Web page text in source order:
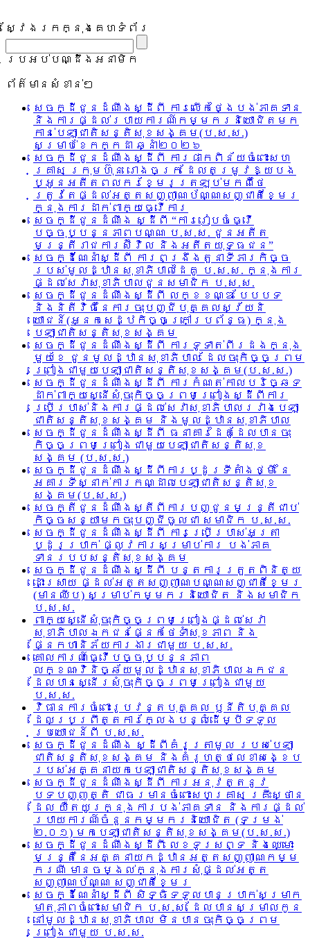
ស្វែងរកក្នុងគេហទំព័រ
ប្រអប់បណ្ដឹងអនាមិក
ព័ត៌មានសំខាន់ៗ
សេចក្ដីជូនដំណឹងស្ដីពី ការលើកថ្ងៃបង់ភាគទាន
និងការផ្ដល់របាយការណ៍កម្មករនិយោជិតមក
កាន់បេឡាជាតិសន្តិសុខសង្គម(ប.ស.ស.)
សម្រាប់ខែកក្កដា ឆ្នាំ២០២៦
សេចក្ដីជូនដំណឹងស្ដីពី ការផាកពិន័យចំពោះសហ
គ្រាស ក្រុមហ៊ុន រោងចក្រ ដែលតម្រូវឱ្យបង
ប្អូនអតីតពលករខ្មែរត្រឡប់មកពីថៃ
ត្រូវតែផ្ដល់អត្តសញ្ញាណប័ណ្ណសញ្ជាតិខ្មែរ
ក្នុងការដាក់ពាក្យធ្វើការ
សេចក្ដីជូនដំណឹង ស្ដីពី “ការរៀបចំធ្វើ
បច្ចុប្បន្នភាពបណ្ណ ប.ស.ស. ជូនអតីត
មន្ត្រីរាជការស៊ីវិល និងអតីតយុទ្ធជន”
សេចក្ដីណែនាំស្ដីពី ការពង្រឹងតួនាទីភារកិច្ច
របស់មូលដ្ឋានសុខាភិបាលដៃគូ ប.­ស.ស. ក្នុងការ
ផ្ដល់សេវាសុខាភិបាលជូនសមាជិក ប.ស.ស.
សេចក្ដីជូនដំណឹងស្ដីពី លក្ខខណ្ឌ បែបបទ
និងនិតីវិធីនៃការចុះបញ្ជីបុគ្គលស្វ័យនិ
យោជន៍(អ្នកសេដ្ឋកិច្ចក្រៅប្រព័ន្ធ) ក្នុង
បេឡាជាតិសន្តិសុខសង្គម
សេចក្ដីជូនដំណឹងស្ដីពី ការទូទាត់ពីរដងក្នុង
មួយខែ ជូនមូលដ្ឋានសុខាភិបាល ដែលចុះកិច្ចព្រម
ព្រៀងជាមួយបេឡាជាតិសន្តិសុខសង្គម(ប.ស.ស.)
សេចក្ដីជូនដំណឹងស្ដីពី ការកំណត់កាលបរិច្ឆេទ
ដាក់ពាក្យស្នើសុំចុះកិច្ចព្រមព្រៀងស្ដីពីការ
ប្រើប្រាស់និងការផ្ដល់សេវាសុខាភិបាលរវាងបេឡា
ជាតិសន្តិសុខសង្គម និងមូលដ្ឋានសុខាភិបាល
សេចក្ដីជូនដំណឹងស្ដីពី ធនាគារដៃគូដែលបានចុះ
កិច្ចព្រមព្រៀងជាមួយបេឡាជាតិសន្តិសុខ
សង្គម (ប.ស.ស.)
សេចក្ដីជូនដំណឹងស្ដីពីការប្ដូរទីតាំងថ្មី នៃ
អគារទីស្នាក់ការកណ្ដាលបេឡាជាតិសន្តិសុខ
សង្គម(ប.ស.ស.)
សេចក្តីជូនដំណឹងស្តីពីការបញ្ជូនមន្រ្តីជាប់
កិច្ចសន្យាមកចុះបញ្ជីចូលជា សមាជិក ប.ស.ស.
សេចក្ដីជូនដំណឹងស្ដីពី ការប្រើប្រាស់អត្រា
ប្ដូរប្រាក់ ផ្លូវការសម្រាប់ការ បង់ភាគ
ទានរបបសន្តិសុខសង្គម
សេចក្ដីជូនដំណឹងស្ដីពី បន្តការត្រួតពិនិត្យ
ដោះស្រាយ ផ្ដល់អត្តសញ្ញាណបណ្ណសញ្ជាតិខ្មែរ
(មានឈីប) សម្រាប់កម្មករនិយោជិត និងសមាជិក
ប.ស.ស.
ពាក្យស្នើសុំចុះកិច្ចព្រមព្រៀងផ្ដល់សេវា
សុខាភិបាលឯកជនផ្នែកថែទាំសុខភាព និង
ផ្នែកហានិភ័យការងារជាមួយ ប.ស.ស.
គោលការណ៍ធ្វើបច្ចុប្បន្នភាព
លក្ខណៈវិនិច្ឆ័យមួលដ្ឋានសុខាភិបាលឯកជន
ដែលបានស្នើរសុំចុះកិច្ចព្រមព្រៀងជាមួយ
ប.ស.ស.
វិធានការចំពោះរូបវន្តបុគ្គល ឫនីតិបុគ្គល
ដែលប្រព្រឹត្តការក្លែងបន្លំដើម្បីទទួល
ប្រយោជន៍ពី ប.ស.ស.
សេចក្ដីជូនដំណឹង ស្ដីពីគំរូត្រាមូល របស់បេឡា
ជាតិសន្តិសុខសង្គម និងគំរូហត្ថលេខាសង្ខេប
របស់អគ្គនាយកបេឡាជាតិសន្តិសុខសង្គម
សេចក្ដីជូនដំណឹងស្ដីពី ការអនុវត្តនូវ
បទបញ្ញត្តិ ជាធរមានចំពោះសហគ្រាស គ្រឹះស្ថាន
ដែល យឺតយូរក្នុងការបង់ភាគទាន និងការផ្ដល់
របាយការណ៍ចំនួនកម្មករនិយោជិត (ទម្រង់
២.០១) មកបេឡាជាតិសន្តិសុខសង្គម(ប.ស.ស.)
សេចក្ដីជូនដំណឹងស្ដីពី លេខទូរសព្ទ និងឈ្មោះ
មន្រ្តីនៃអគ្គនាយកដ្ឋានអត្តសញ្ញាណកម្ម
ករណី មានចម្ងល់ក្នុងការសុំផ្ដល់អត្ត
សញ្ញាណប័ណ្ណ សញ្ជាតិខ្មែរ
សេចក្ដីណែនាំស្ដីពី សិទ្ធិទទួលបានប្រាក់សម្រាក
មាតុភាពចំពោះសមាជិក ប.ស.ស. ដែលបានសម្រាលកូន
នៅមូលដ្ឋានសុខាភិបាល មិនបានចុះកិច្ចព្រម
ព្រៀងជាមួយ ប.ស.ស.